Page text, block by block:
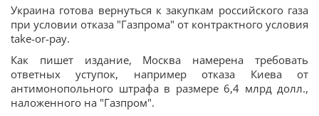
Украина готова вернуться к закупкам российского газа
при условии отказа "Газпрома" от контрактного условия
take-or-pay.
Как пишет издание, Москва намерена требовать
ответных уступок, например отказа Киева от
антимонопольного штрафа в размере 6,4 млрд долл.,
наложенного на "Газпром".